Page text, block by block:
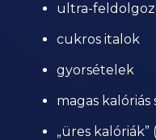
ultra-
cukros italok
gyorsételek
magas kalóriás
„üres